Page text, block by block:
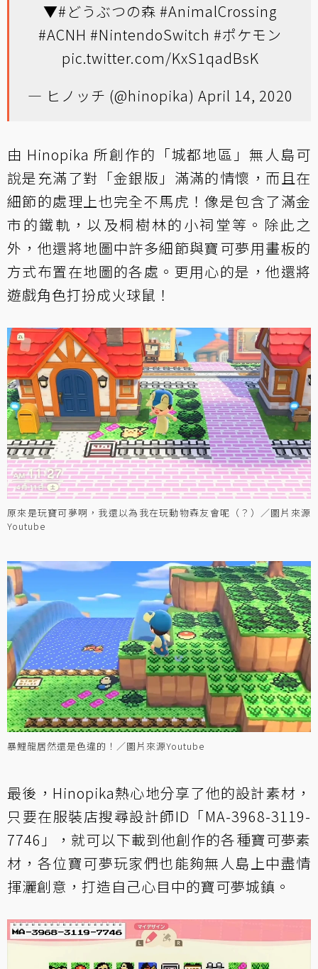
▼#どうぶつの森 #AnimalCrossing
#ACNH #NintendoSwitch #ポケモン
pic.twitter.com/KxS1qadBsK
— ヒノッチ (@hinopika) April 14, 2020
由 Hinopika 所創作的「城都地區」無人島可
說是充滿了對「金銀版」滿滿的情懷，而且在
細節的處理上也完全不馬虎！像是包含了滿金
市的鐵軌，以及桐樹林的小祠堂等。除此之
外，他還將地圖中許多細節與寶可夢用畫板的
方式布置在地圖的各處。更用心的是，他還將
遊戲角色打扮成火球鼠！
原來是玩寶可夢啊，我還以為我在玩動物森友會呢（？）／圖片來源
Youtube
暴鯉龍居然還是色違的！／圖片來源Youtube
最後，Hinopika熱心地分享了他的設計素材，
只要在服裝店搜尋設計師ID「MA-3968-3119-
7746」，就可以下載到他創作的各種寶可夢素
材，各位寶可夢玩家們也能夠無人島上中盡情
揮灑創意，打造自己心目中的寶可夢城鎮。